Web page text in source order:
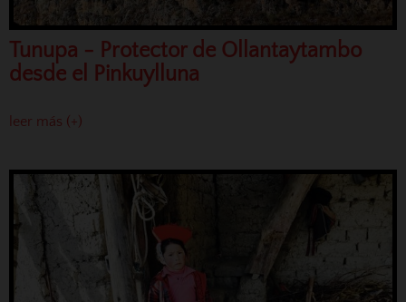
Tunupa - Protector de Ollantaytambo
desde el Pinkuylluna
leer más (+)